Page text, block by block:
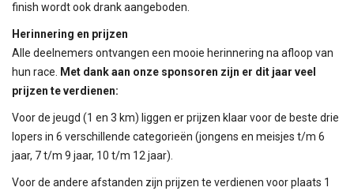
finish wordt ook drank aangeboden.
Herinnering en prijzen
Alle deelnemers ontvangen een mooie herinnering na afloop van
hun race.
Met dank aan onze sponsoren zijn er dit jaar veel
prijzen te verdienen:
Voor de jeugd (1 en 3 km) liggen er prijzen klaar voor de beste drie
lopers in 6 verschillende categorieën (jongens en meisjes t/m 6
jaar, 7 t/m 9 jaar, 10 t/m 12 jaar).
Voor de andere afstanden zijn prijzen te verdienen voor plaats 1